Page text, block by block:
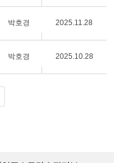
박호경 2025.11.28
박호경 2025.10.28